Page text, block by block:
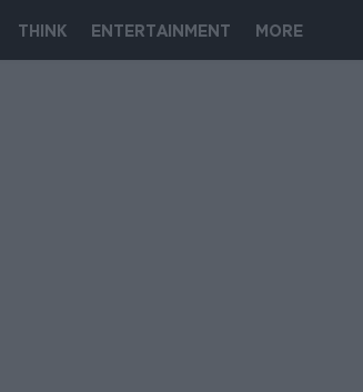
THINK ENTERTAINMENT MORE